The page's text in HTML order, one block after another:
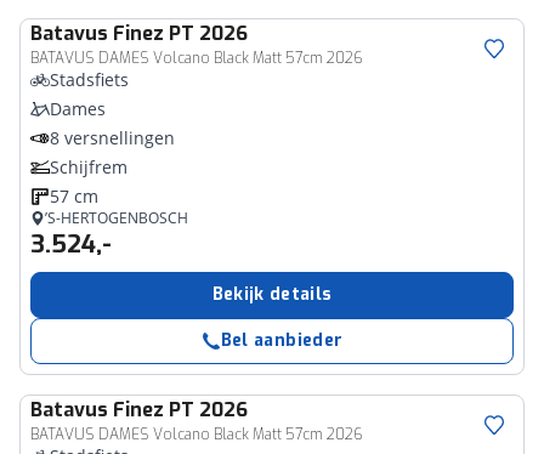
Batavus Finez PT 2026
BATAVUS DAMES Volcano Black Matt 57cm 2026
Stadsfiets
Dames
8 versnellingen
Schijfrem
57 cm
’S-HERTOGENBOSCH
3.524,-
Bekijk details
Bel aanbieder
Batavus Finez PT 2026
BATAVUS DAMES Volcano Black Matt 57cm 2026